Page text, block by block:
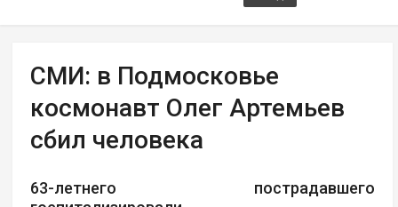
СМИ: в Подмосковье
космонавт Олег Артемьев
сбил человека
63-летнего пострадавшего